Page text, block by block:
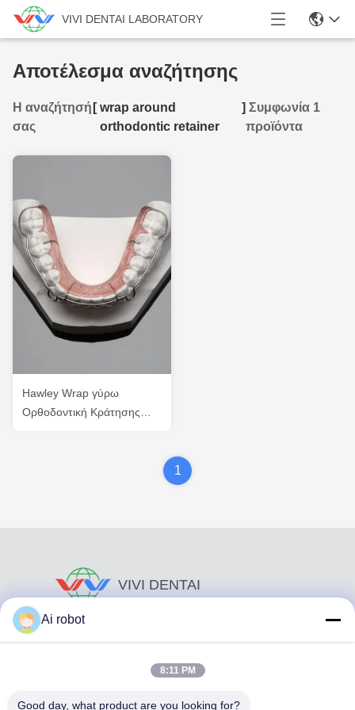
VIVI DENTAI LABORATORY
Αποτέλεσμα αναζήτησης
Η αναζήτησή
σας
[wrap around
orthodontic retainer
] Συμφωνία 1
προϊόντα
Hawley Wrap γύρω
Ορθοδοντική Κράτησης
1
VIVI DENTAI
Ai robot
8:11 PM
Good day, what product are you looking for?